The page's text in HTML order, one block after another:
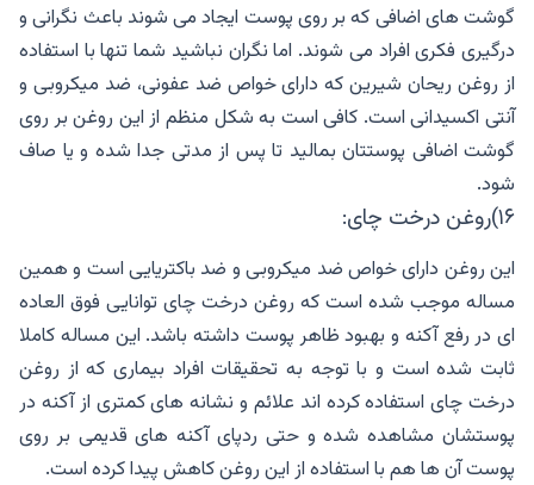
گوشت های اضافی که بر روی پوست ایجاد می شوند باعث نگرانی و
درگیری فکری افراد می شوند. اما نگران نباشید شما تنها با استفاده
از روغن ریحان شیرین که دارای خواص ضد عفونی، ضد میکروبی و
آنتی اکسیدانی است. کافی است به شکل منظم از این روغن بر روی
گوشت اضافی پوستتان بمالید تا پس از مدتی جدا شده و یا صاف
شود.
۱۶)روغن درخت چای:
این روغن دارای خواص ضد میکروبی و ضد باکتریایی است و همین
مساله موجب شده است که روغن درخت چای توانایی فوق العاده
ای در رفع آکنه و بهبود ظاهر پوست داشته باشد. این مساله کاملا
ثابت شده است و با توجه به تحقیقات افراد بیماری که از روغن
درخت چای استفاده کرده اند علائم و نشانه های کمتری از آکنه در
پوستشان مشاهده شده و حتی ردپای آکنه های قدیمی بر روی
پوست آن ها هم با استفاده از این روغن کاهش پیدا کرده است.